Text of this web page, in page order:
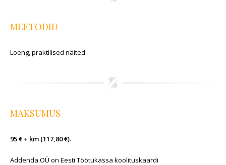
MEETODID
Loeng, praktilised näited.
MAKSUMUS
95 € + km (117,80 €).
Addenda OÜ on Eesti Töötukassa koolituskaardi